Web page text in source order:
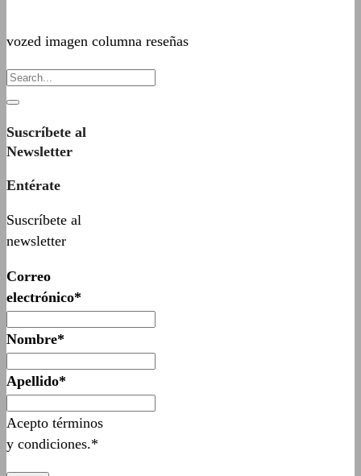
vozed imagen columna reseñas
Suscríbete al
Newsletter
Entérate
Suscríbete al
newsletter
Correo
electrónico*
Nombre*
Apellido*
Acepto términos
y condiciones.*